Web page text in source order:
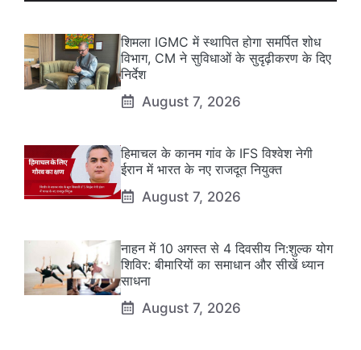
शिमला IGMC में स्थापित होगा समर्पित शोध
विभाग, CM ने सुविधाओं के सुदृढ़ीकरण के दिए
निर्देश
August 7, 2026
हिमाचल के कानम गांव के IFS विश्वेश नेगी
ईरान में भारत के नए राजदूत नियुक्त
August 7, 2026
नाहन में 10 अगस्त से 4 दिवसीय नि:शुल्क योग
शिविर: बीमारियों का समाधान और सीखें ध्यान
साधना
August 7, 2026